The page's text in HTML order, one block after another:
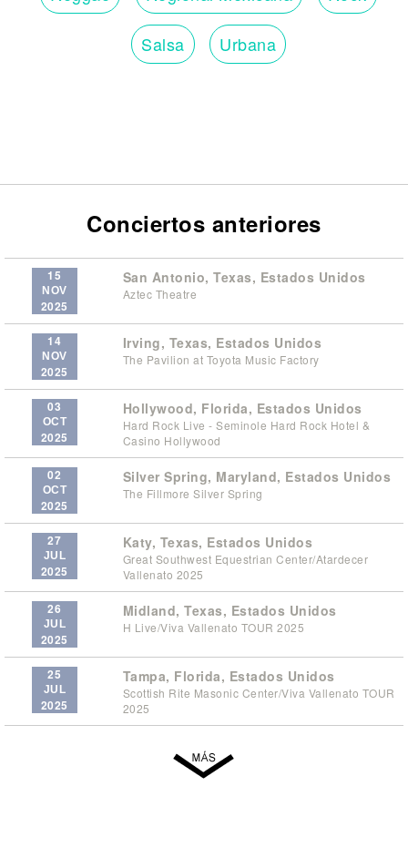
Salsa Urbana
Conciertos anteriores
15
NOV
2025
San Antonio, Texas, Estados Unidos
Aztec Theatre
14
NOV
2025
Irving, Texas, Estados Unidos
The Pavilion at Toyota Music Factory
03
OCT
2025
Hollywood, Florida, Estados Unidos
Hard Rock Live - Seminole Hard Rock Hotel &
Casino Hollywood
02
OCT
2025
Silver Spring, Maryland, Estados Unidos
The Fillmore Silver Spring
27
JUL
2025
Katy, Texas, Estados Unidos
Great Southwest Equestrian Center/Atardecer
Vallenato 2025
26
JUL
2025
Midland, Texas, Estados Unidos
H Live/Viva Vallenato TOUR 2025
25
JUL
2025
Tampa, Florida, Estados Unidos
Scottish Rite Masonic Center/Viva Vallenato TOUR
2025